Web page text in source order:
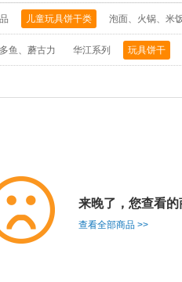
儿童玩具饼干类 泡面、火锅、米
鱼、蘑古力 华江系列 玩具饼干
来晚了，您查看
查看全部商品 >>